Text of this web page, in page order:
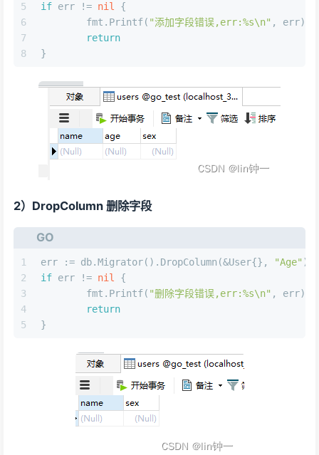
5
6
7
8
if err != nil
{
	fmt.Printf(
"添加字段错误,err:%s\n" , err)
return
}
2）DropColumn 删除字段
GO
1
2
3
4
5
err := db.Migrator().DropColumn(&User{}, "Age" )
if err != nil
{
	fmt.Printf(
"删除字段错误,err:%s\n" , err)
return
}